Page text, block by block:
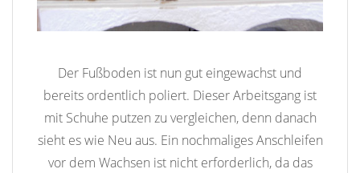
Der Fußboden ist nun gut eingewachst und
bereits ordentlich poliert. Dieser Arbeitsgang ist
mit Schuhe putzen zu vergleichen, denn danach
sieht es wie Neu aus. Ein nochmaliges Anschleifen
vor dem Wachsen ist nicht erforderlich, da das